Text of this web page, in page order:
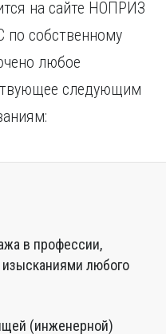
на сайте НОПРИЗ
собственному
любое
следующим
в профессии,
любого
(инженерной)